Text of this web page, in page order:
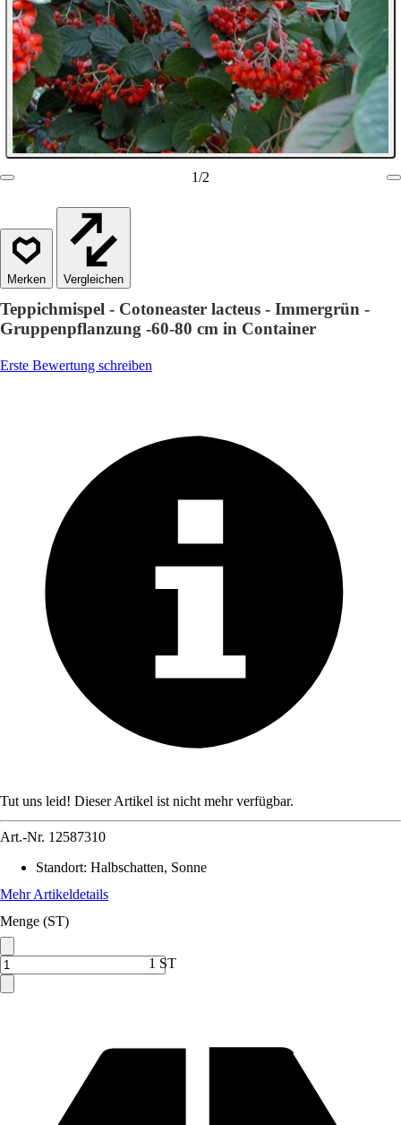
1/2
Vergleichen
Teppichmispel - Cotoneaster lacteus - Immergrün -
Gruppenpflanzung -60-80 cm in Container
Erste Bewertung schreiben
Tut uns leid! Dieser Artikel ist nicht mehr verfügbar.
Art.-Nr. 12587310
Standort: Halbschatten, Sonne
Mehr Artikeldetails
Menge (ST)
1 ST